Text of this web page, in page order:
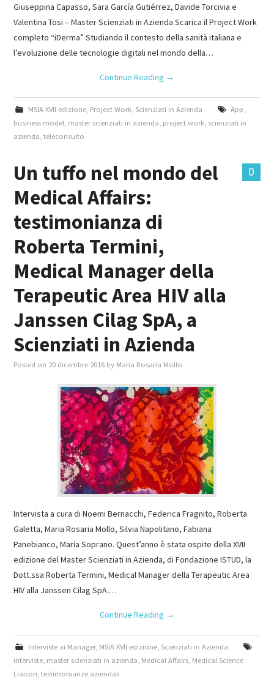
Giuseppina Capasso, Sara García Gutiérrez, Davide Torcivia e
Valentina Tosi – Master Scienziati in Azienda Scarica il Project Work
completo “iDerma” Studiando il contesto della sanità italiana e
l’evoluzione delle tecnologie digitali nel mondo della…
Continue Reading →
MSIA XVII edizione, Project Work, Scienziati in Azienda App
business model master scienziati in azienda project work scienziati in
azienda ,teleconsulto
0
Un tuffo nel mondo del
Medical Affairs:
testimonianza di
Roberta Termini,
Medical Manager della
Terapeutic Area HIV alla
Janssen Cilag SpA, a
Scienziati in Azienda
Posted on 20 dicembre 2016 by Maria Rosaria Mollo
Intervista a cura di Noemi Bernacchi, Federica Fragnito, Roberta
Galetta, Maria Rosaria Mollo, Silvia Napolitano, Fabiana
Panebianco, Maria Soprano. Quest’anno è stata ospite della XVII
edizione del Master Scienziati in Azienda, di Fondazione ISTUD, la
Dott.ssa Roberta Termini, Medical Manager della Terapeutic Area
HIV alla Janssen Cilag SpA.…
Continue Reading →
Interviste ai Manager, MSIA XVII edizione, Scienziati in Azienda
interviste master scienziati in azienda Medical Affairs Medical Science
Liaison ,testimonianze aziendali